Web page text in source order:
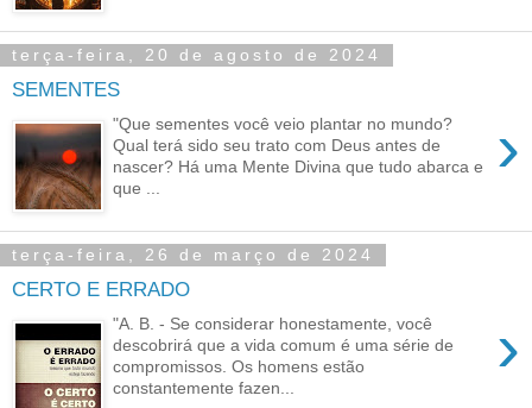
terça-feira, 20 de agosto de 2024
SEMENTES
›
"Que sementes você veio plantar no mundo?
Qual terá sido seu trato com Deus antes de
nascer? Há uma Mente Divina que tudo abarca e
que ...
terça-feira, 26 de março de 2024
CERTO E ERRADO
›
"A. B. - Se considerar honestamente, você
descobrirá que a vida comum é uma série de
compromissos. Os homens estão
constantemente fazen...